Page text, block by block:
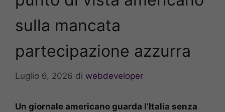
sulla mancata
partecipazione azzurra
Luglio 6, 2026 di webdeveloper
Un giornale americano guarda l’Italia senza